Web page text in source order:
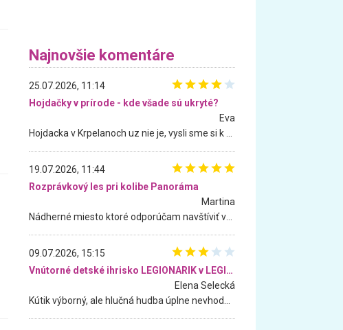
Najnovšie komentáre
25.07.2026, 11:14
Hojdačky v prírode - kde všade sú ukryté?
Eva
19.07.2026, 11:44
Rozprávkový les pri kolibe Panoráma
Martina
09.07.2026, 15:15
Vnútorné detské ihrisko LEGIONARIK v LEGIA Fitness
Elena Selecká